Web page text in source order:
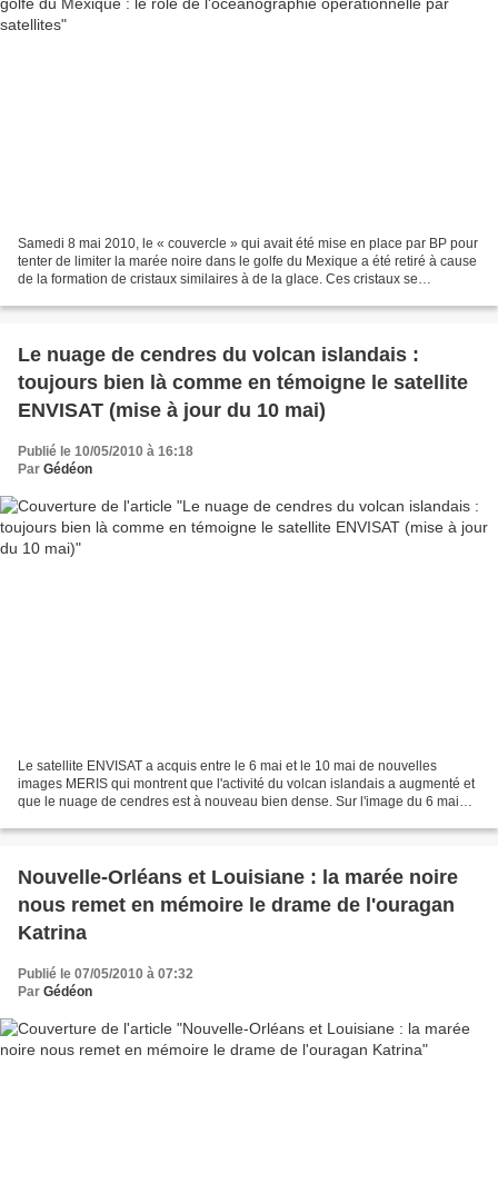
Samedi 8 mai 2010, le « couvercle » qui avait été mise en place par BP pour
tenter de limiter la marée noire dans le golfe du Mexique a été retiré à cause
de la formation de cristaux similaires à de la glace. Ces cristaux se
Le nuage de cendres du volcan islandais :
toujours bien là comme en témoigne le satellite
ENVISAT (mise à jour du 10 mai)
Publié le 10/05/2010 à 16:18
Par Gédéon
Le satellite ENVISAT a acquis entre le 6 mai et le 10 mai de nouvelles
images MERIS qui montrent que l'activité du volcan islandais a augmenté et
que le nuage de cendres est à nouveau bien dense. Sur l'image du 6 mai
Nouvelle-Orléans et Louisiane : la marée noire
nous remet en mémoire le drame de l'ouragan
Katrina
Publié le 07/05/2010 à 07:32
Par Gédéon